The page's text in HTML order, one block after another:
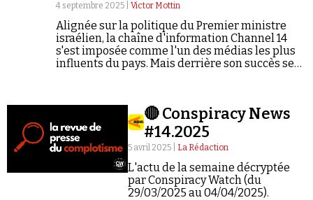
Demander à Vera
Se connecter
4 septembre 2025 | Victor Mottin
Alignée sur la politique du Premier ministre
israélien, la chaîne d'information Channel 14
s'est imposée comme l'un des médias les plus
influents du pays. Mais derrière son succès se
🔴 Conspiracy News
#14.2025
5 avril 2025 | La Rédaction
L'actu de la semaine décryptée
par Conspiracy Watch (du
29/03/2025 au 04/04/2025).